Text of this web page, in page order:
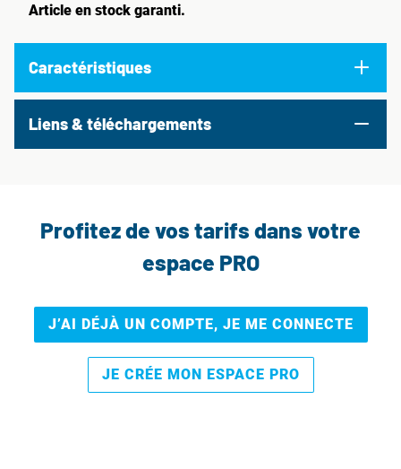
Article en stock garanti.
Caractéristiques
Liens & téléchargements
Profitez de vos tarifs dans votre
espace PRO
J’AI DÉJÀ UN COMPTE, JE ME CONNECTE
JE CRÉE MON ESPACE PRO